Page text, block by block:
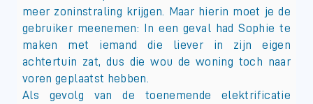
meer zoninstraling krijgen. Maar hierin moet je de
gebruiker meenemen: In een geval had Sophie te
maken met iemand die liever in zijn eigen
achtertuin zat, dus die wou de woning toch naar
voren geplaatst hebben.
Als gevolg van de toenemende elektrificatie